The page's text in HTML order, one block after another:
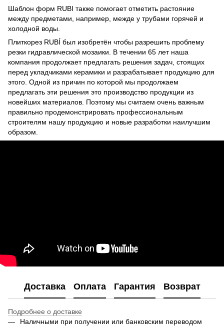
Шаблон форм RUBI также помогает отметить растояние
между предметами, например, межде у трубами горячей и
холодной воды.
Плиткорез RUBÍ был изобретён чтобы разрешить проблему
резки гидравлической мозаики. В течении 65 лет наша
компания продолжает предлагать решения задач, стоящих
перед укладчиками керамики и разрабатывает продукцию для
этого. Одной из причин по которой мы продолжаем
предлагать эти решения это производство продукции из
новейших материалов. Поэтому мы считаем очень важным
правильно продемонстрировать профессиональным
строителям нашу продукцию и новые разработки наилучшим
образом.
Доставка Оплата Гарантия Возврат
Подробнее о доставке
Наличными при получении или банковским переводом